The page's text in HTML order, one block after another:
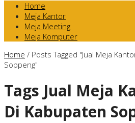
Home
Meja Kantor
Meja Meeting
Meja Komputer
Home / Posts Tagged "Jual Meja
Soppeng"
Tags Jual Meja
Di Kabupaten